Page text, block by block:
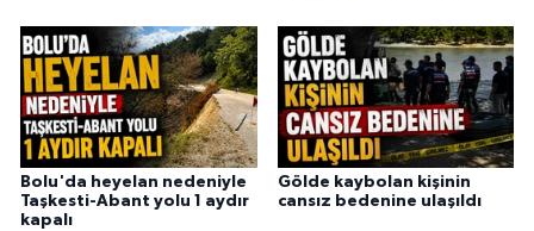
Bolu'da heyelan nedeniyle
Taşkesti-Abant yolu 1 aydır
kapalı
Gölde kaybolan kişinin
cansız bedenine ulaşıldı